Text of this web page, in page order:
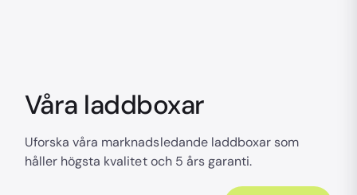
Våra laddboxar
Uforska våra marknadsledande laddboxar som
håller högsta kvalitet och 5 års garanti.